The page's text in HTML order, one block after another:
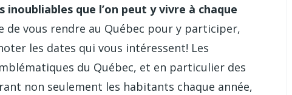
inoubliables que l’on peut y vivre à chaque
de vous rendre au Québec pour y participer,
les dates qui vous intéressent! Les
du Québec, et en particulier des
non seulement les habitants chaque année,